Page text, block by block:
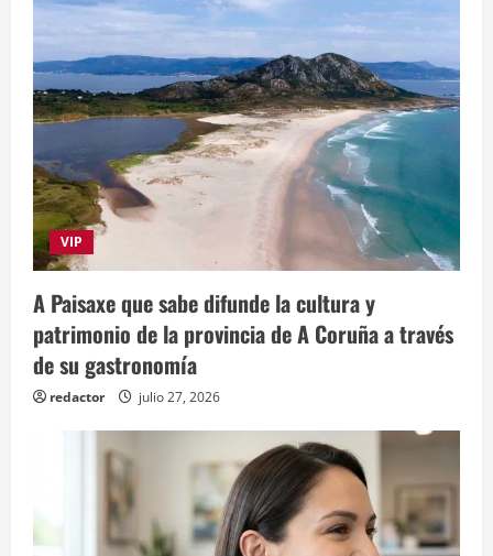
VIP
A Paisaxe que sabe difunde la cultura y
patrimonio de la provincia de A Coruña a través
de su gastronomía
redactor julio 27, 2026